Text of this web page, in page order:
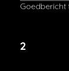
Goedbericht
2